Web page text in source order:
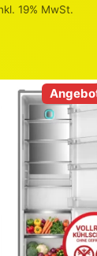
19% MwSt.
Angebot